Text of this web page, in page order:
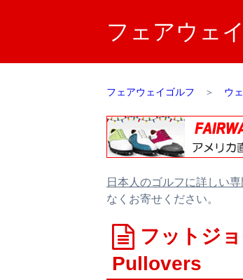
フェアウェ
フェアウェイゴルフ ＞ ウ
日本人のゴルフに詳しい
なくお寄せください。
フットジ
Pullovers